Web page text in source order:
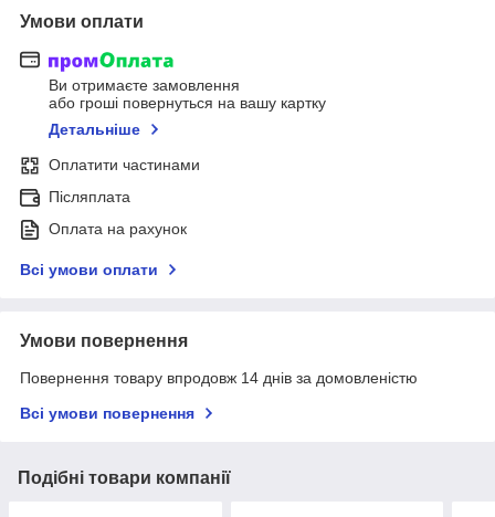
Умови оплати
Ви отримаєте замовлення
або гроші повернуться на вашу картку
Детальніше
Оплатити частинами
Післяплата
Оплата на рахунок
Всі умови оплати
Умови повернення
Повернення товару впродовж 14 днів за домовленістю
Всі умови повернення
Подібні товари компанії